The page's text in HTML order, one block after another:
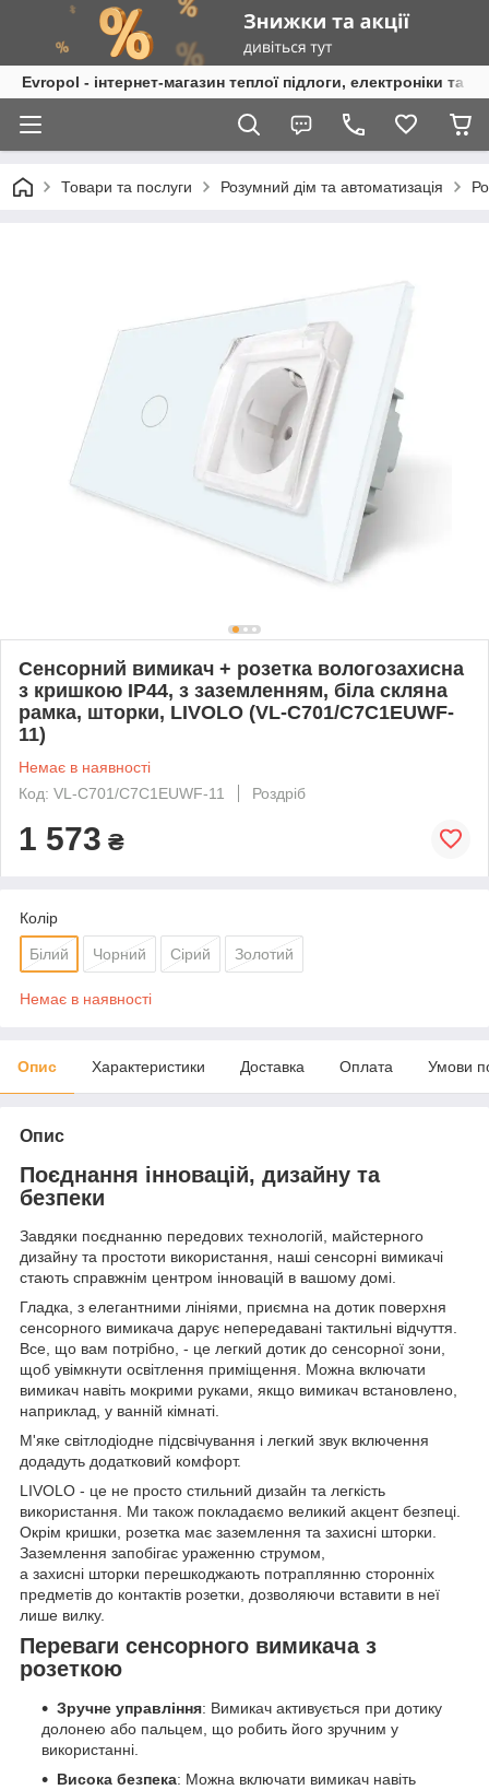
Evropol - інтернет-магазин теплої підлоги, електроніки та
Товари та послуги Розумний дім та автоматизація
Сенсорний вимикач + розетка вологозахисна
з кришкою IP44, з заземленням, біла скляна
рамка, шторки, LIVOLO (VL-C701/C7C1EUWF-
11)
Немає в наявності
Код: VL-C701/C7C1EUWF-11
Роздріб
1 573 ₴
Колір
Білий Чорний Сірий Золотий
Немає в наявності
Опис Характеристики Доставка Оплата Умови
Опис
Поєднання інновацій, дизайну та
безпеки
Завдяки поєднанню передових технологій, майстерного
дизайну та простоти використання, наші сенсорні вимикачі
стають справжнім центром інновацій в вашому домі.
Гладка, з елегантними лініями, приємна на дотик поверхня
сенсорного вимикача дарує непередавані тактильні відчуття.
Все, що вам потрібно, - це легкий дотик до сенсорної зони,
щоб увімкнути освітлення приміщення. Можна включати
вимикач навіть мокрими руками, якщо вимикач встановлено,
наприклад, у ванній кімнаті.
М'яке світлодіодне підсвічування і легкий звук включення
додадуть додатковий комфорт.
LIVOLO - це не просто стильний дизайн та легкість
використання. Ми також покладаємо великий акцент безпеці.
Окрім кришки, розетка має заземлення та захисні шторки.
Заземлення запобігає ураженню струмом,
а захисні шторки перешкоджають потраплянню сторонніх
предметів до контактів розетки, дозволяючи вставити в неї
лише вилку.
Переваги сенсорного вимикача з
розеткою
Зручне управління: Вимикач активується при дотику
долонею або пальцем, що робить його зручним у
використанні.
Висока безпека: Можна включати вимикач навіть